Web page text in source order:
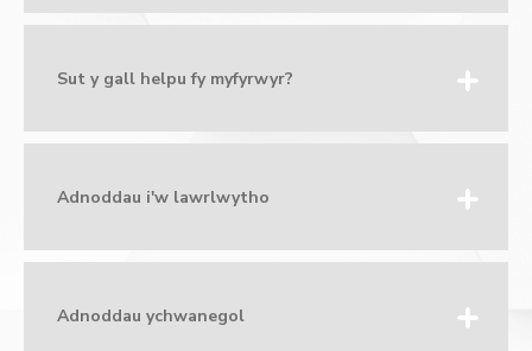
Sut y gall helpu fy myfyrwyr?
Adnoddau i'w lawrlwytho
Adnoddau ychwanegol